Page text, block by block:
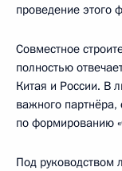
проведение этого
Совместное
полностью
Китая и России. В
важного партнёра,
по формированию
Под руководством